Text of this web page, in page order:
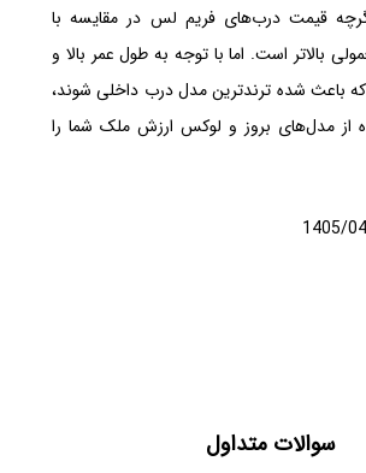
قیمت درب‌های فریم لس در مقایسه با
بالاتر است. اما با توجه به طول عمر بالا و
که باعث شده ترندترین مدل درب داخلی شوند،
از مدل‌های بروز و لوکس ارزش ملک شما را
سوالات متداول